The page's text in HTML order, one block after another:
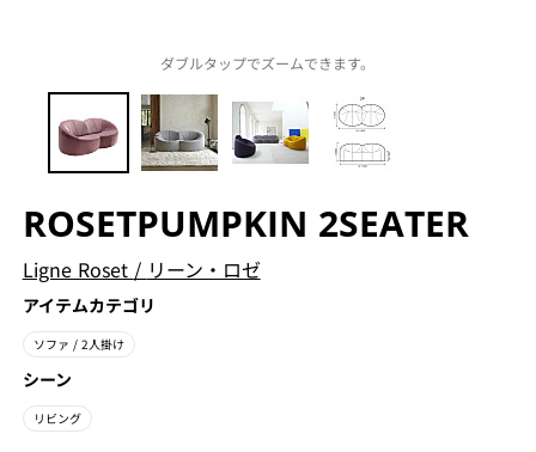
ダブルタップでズームできます。
ROSETPUMPKIN 2SEATER
Ligne Roset / リーン・ロゼ
アイテムカテゴリ
ソファ / 2人掛け
シーン
リビング